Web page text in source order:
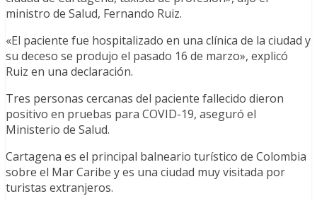
ministro de Salud, Fernando Ruiz.
«El paciente fue hospitalizado en una clínica de la ciudad y
su deceso se produjo el pasado 16 de marzo», explicó
Ruiz en una declaración.
Tres personas cercanas del paciente fallecido dieron
positivo en pruebas para COVID-19, aseguró el
Ministerio de Salud.
Cartagena es el principal balneario turístico de Colombia
sobre el Mar Caribe y es una ciudad muy visitada por
turistas extranjeros.